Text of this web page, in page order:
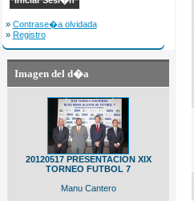
» Contrase�a olvidada
» Registro
Imagen del d�a
20120517 PRESENTACION XIX
TORNEO FUTBOL 7
Manu Cantero